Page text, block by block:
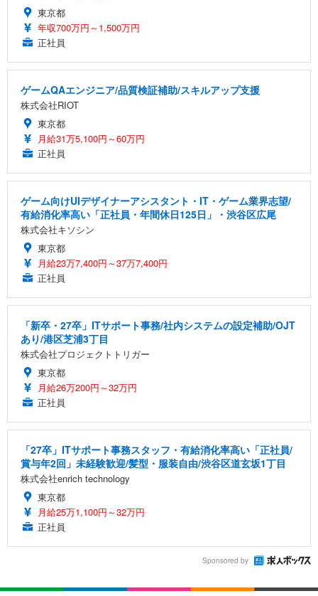
東京都
年収700万円～1,500万円
正社員
ゲームQAエンジニア/品質検証補助/スキルアップ支援
株式会社RIOT
東京都
月給31万5,100円～60万円
正社員
ゲーム向けUIデザイナーアシスタント・IT・ゲーム業界志望/
有給消化率高い「正社員・年間休日125日」・渋谷区広尾
株式会社キソシン
東京都
月給23万7,400円～37万7,400円
正社員
「新卒・27卒」ITサポート事務/社内システムの設定補助/OJT
あり/港区芝浦3丁目
株式会社プロジェクトトリガー
東京都
月給26万200円～32万円
正社員
「27卒」ITサポート事務スタッフ・有給消化率高い「正社員/
賞与年2回」未経験歓迎/髪型・服装自由/渋谷区道玄坂1丁目
株式会社enrich technology
東京都
月給25万1,100円～32万円
正社員
Sponsored by